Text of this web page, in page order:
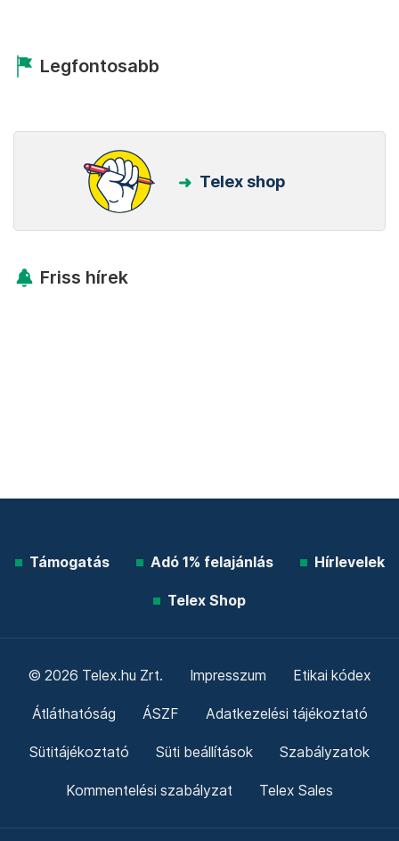
Legfontosabb
Telex shop
Friss hírek
Támogatás Adó 1% felajánlás Hírlevelek
Telex Shop
© 2026 Telex.hu Zrt. Impresszum Etikai kódex
Átláthatóság ÁSZF Adatkezelési tájékoztató
Sütitájékoztató Süti beállítások Szabályzatok
Kommentelési szabályzat Telex Sales